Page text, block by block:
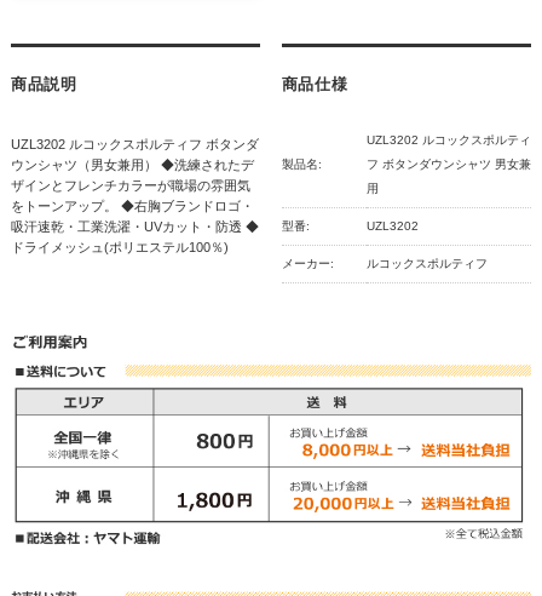
商品説明
UZL3202 ルコックスポルティフ ボタンダ
ウンシャツ（男女兼用） ◆洗練されたデ
ザインとフレンチカラーが職場の雰囲気
をトーンアップ。 ◆右胸ブランドロゴ・
吸汗速乾・工業洗濯・UVカット・防透 ◆
ドライメッシュ(ポリエステル100％)
商品仕様
製品名:
UZL3202 ルコックスポルティ
フ ボタンダウンシャツ 男女兼
用
型番: UZL3202
メーカー: ルコックスポルティフ